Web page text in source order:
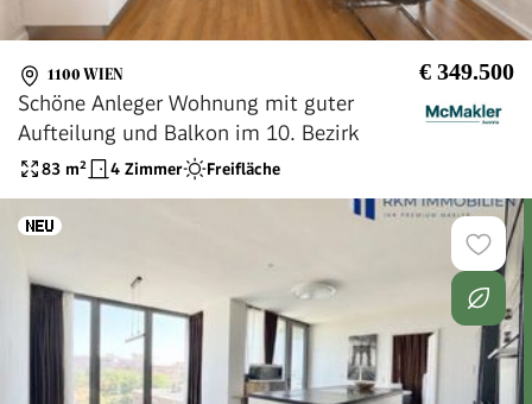
1100 WIEN € 349.500
Schöne Anleger Wohnung mit guter
Aufteilung und Balkon im 10. Bezirk
83 m² 4 Zimmer Freifläche